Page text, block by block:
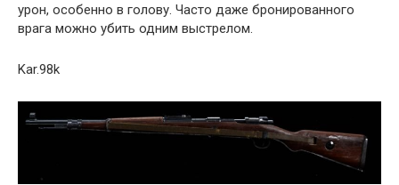
урон, особенно в голову. Часто даже бронированного
врага можно убить одним выстрелом.
Kar.98k